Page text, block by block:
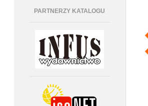
PARTNERZY KATALOGU